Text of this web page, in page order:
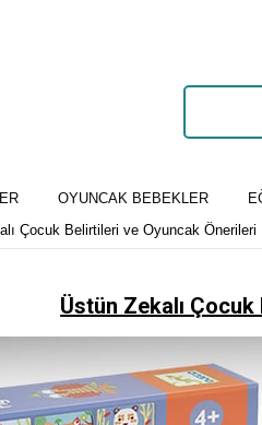
OYUNCAK BEBEKLER
Çocuk Belirtileri ve Oyuncak Önerileri
Üstün Zekalı